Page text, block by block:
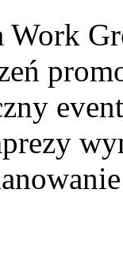
Work